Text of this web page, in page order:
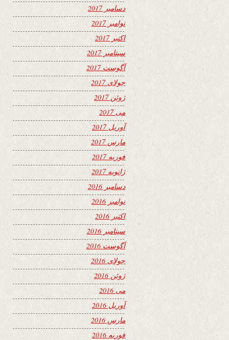
دسامبر 2017
نوامبر 2017
اکتبر 2017
سپتامبر 2017
آگوست 2017
جولای 2017
ژوئن 2017
می 2017
آوریل 2017
مارس 2017
فوریه 2017
ژانویه 2017
دسامبر 2016
نوامبر 2016
اکتبر 2016
سپتامبر 2016
آگوست 2016
جولای 2016
ژوئن 2016
می 2016
آوریل 2016
مارس 2016
فوریه 2016